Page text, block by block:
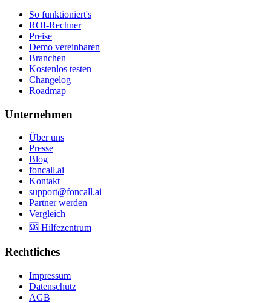
So funktioniert's
ROI-Rechner
Preise
Demo vereinbaren
Branchen
Kostenlos testen
Changelog
Roadmap
Unternehmen
Über uns
Presse
Blog
foncall.ai
Kontakt
support@foncall.ai
Partner werden
Vergleich
🆘 Hilfezentrum
Rechtliches
Impressum
Datenschutz
AGB